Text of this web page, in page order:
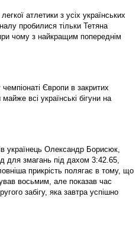
атлетики з усіх українських
пробилися тільки Тетяна
чому з найкращим попереднім
Європи в закритих
всі українські бігуни на
українець Олександр Борисюк,
для змагань під дахом 3:42.65,
прикрість полягає в тому, що
восьмим, але показав час
забігу, яка завтра успішно